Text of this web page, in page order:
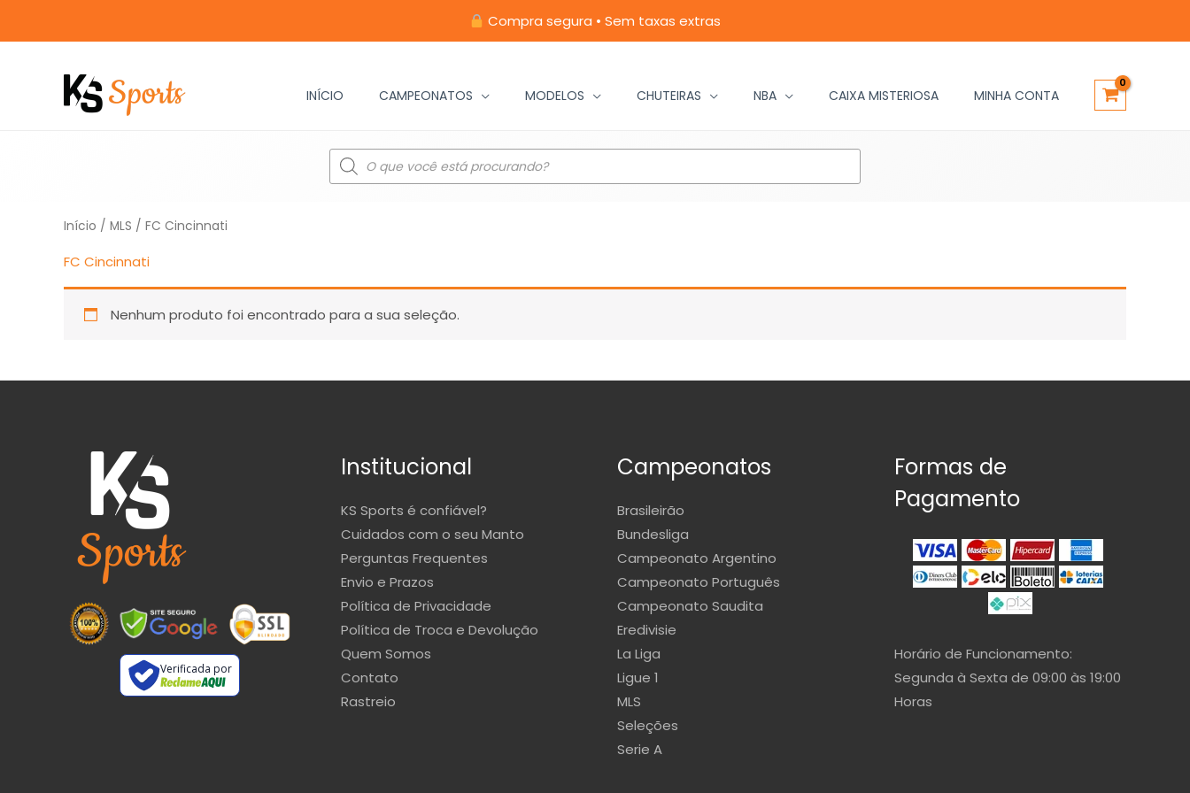
Compra segura • Sem taxas extras
INÍCIO CAMPEONATOS MODELOS CHUTEIRAS NBA CAIXA MISTERIOSA MINHA CONTA
Pesquisar
produtos
Início / MLS / FC Cincinnati
FC Cincinnati
Nenhum produto foi encontrado para a sua seleção.
Verificada por
Institucional
KS Sports é confiável?
Cuidados com o seu Manto
Perguntas Frequentes
Envio e Prazos
Política de Privacidade
Política de Troca e Devolução
Quem Somos
Contato
Rastreio
Campeonatos
Brasileirão
Bundesliga
Campeonato Argentino
Campeonato Português
Campeonato Saudita
Eredivisie
La Liga
Ligue 1
MLS
Seleções
Serie A
Formas de
Pagamento
Horário de Funcionamento:
Segunda à Sexta de 09:00 às 19:00
Horas